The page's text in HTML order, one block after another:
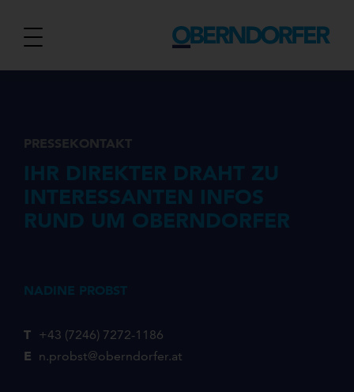
PRESSEKONTAKT
IHR DIREKTER DRAHT ZU
INTERESSANTEN INFOS
RUND UM OBERNDORFER
NADINE PROBST
T +43 (7246) 7272-1186
E n.probst@oberndorfer.at